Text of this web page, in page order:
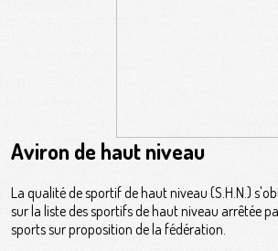
Aviron de haut niveau
La qualité de sportif de haut niveau (S.H.N.)
sur la liste des sportifs de haut niveau arrêtée
sports sur proposition de la fédération.